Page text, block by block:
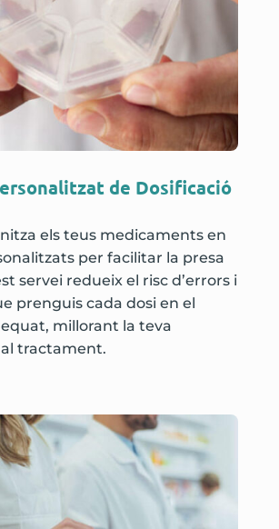
de Dosificació
els teus medicaments en
per facilitar la presa
servei redueix el risc d’errors i
prenguis cada dosi en el
millorant la teva
tractament.